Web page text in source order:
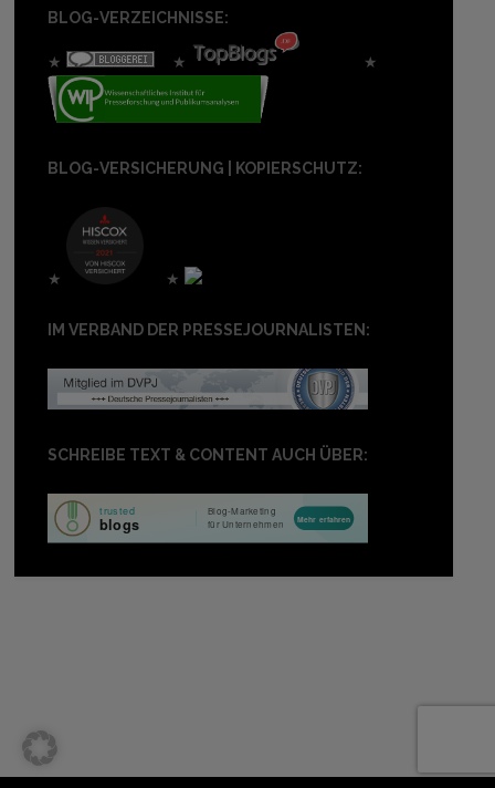
BLOG-VERZEICHNISSE:
★ ★ ★
BLOG-VERSICHERUNG | KOPIERSCHUTZ:
★ ★
IM VERBAND DER PRESSEJOURNALISTEN:
SCHREIBE TEXT & CONTENT AUCH ÜBER: